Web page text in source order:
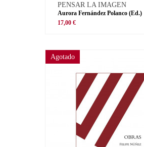
PENSAR LA IMAGEN
Aurora Fernández Polanco (Ed.)
17,00 €
Agotado